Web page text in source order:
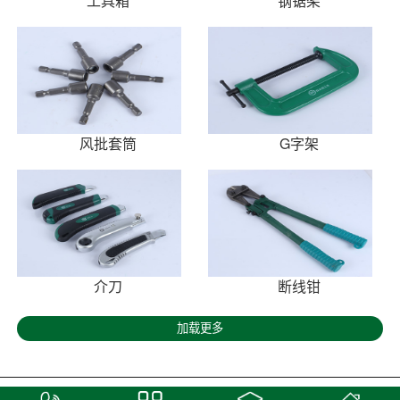
风批套筒 G字架
介刀 断线钳
加载更多